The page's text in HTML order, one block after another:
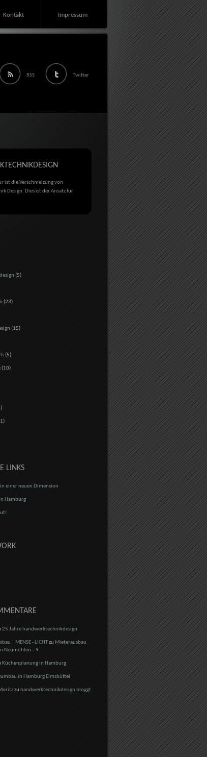
Kontakt Impressum
RSS Twitter
ist die Verschmelzung von
Design. Dies ist der Ansatz für
(5)
(23)
(15)
(5)
(10)
LINKS
einer neuen Dimension
Hamburg
25 Jahre handwerktechnikdesign
| MENSE - LICHTzu Mieterausbau
Neumühlen – 9
Küchenplanung in Hamburg
in Hamburg Eimsbüttel
zu handwerktechnikdesign bloggt